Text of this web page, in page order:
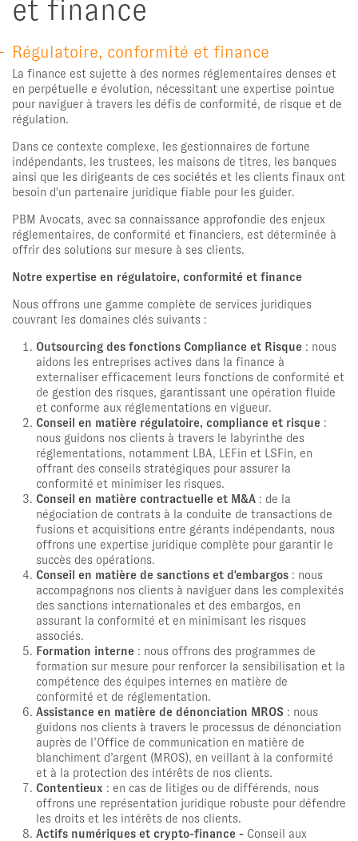
et finance
Régulatoire, conformité et finance
La finance est sujette à des normes réglementaires denses et
en perpétuelle e évolution, nécessitant une expertise pointue
pour naviguer à travers les défis de conformité, de risque et de
régulation.
Dans ce contexte complexe, les gestionnaires de fortune
indépendants, les trustees, les maisons de titres, les banques
ainsi que les dirigeants de ces sociétés et les clients finaux ont
besoin d'un partenaire juridique fiable pour les guider.
PBM Avocats, avec sa connaissance approfondie des enjeux
réglementaires, de conformité et financiers, est déterminée à
offrir des solutions sur mesure à ses clients.
Notre expertise en régulatoire, conformité et finance
Nous offrons une gamme complète de services juridiques
couvrant les domaines clés suivants :
Outsourcing des fonctions Compliance et Risque : nous
aidons les entreprises actives dans la finance à
externaliser efficacement leurs fonctions de conformité et
de gestion des risques, garantissant une opération fluide
et conforme aux réglementations en vigueur.
Conseil en matière régulatoire, compliance et risque :
nous guidons nos clients à travers le labyrinthe des
réglementations, notamment LBA, LEFin et LSFin, en
offrant des conseils stratégiques pour assurer la
conformité et minimiser les risques.
Conseil en matière contractuelle et M&A : de la
négociation de contrats à la conduite de transactions de
fusions et acquisitions entre gérants indépendants, nous
offrons une expertise juridique complète pour garantir le
succès des opérations.
Conseil en matière de sanctions et d'embargos : nous
accompagnons nos clients à naviguer dans les complexités
des sanctions internationales et des embargos, en
assurant la conformité et en minimisant les risques
associés.
Formation interne : nous offrons des programmes de
formation sur mesure pour renforcer la sensibilisation et la
compétence des équipes internes en matière de
conformité et de réglementation.
Assistance en matière de dénonciation MROS : nous
guidons nos clients à travers le processus de dénonciation
auprès de l’Office de communication en matière de
blanchiment d’argent (MROS), en veillant à la conformité
et à la protection des intérêts de nos clients.
Contentieux : en cas de litiges ou de différends, nous
offrons une représentation juridique robuste pour défendre
les droits et les intérêts de nos clients.
Actifs numériques et crypto-finance - Conseil aux